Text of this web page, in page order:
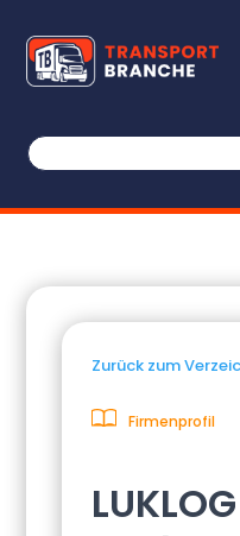
Zurück zum
Firmenprofil